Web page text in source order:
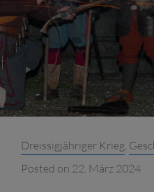
Categories:
Dreissigjähriger Krieg,
Posted on 22. März 2024